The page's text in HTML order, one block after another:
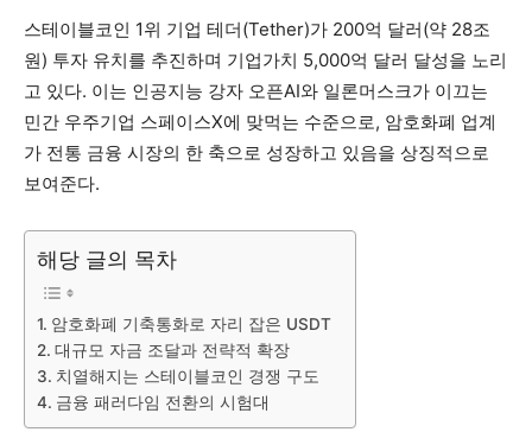
스테이블코인 1위 기업 테더(Tether)가 200억 달러(약 28조
원) 투자 유치를 추진하며 기업가치 5,000억 달러 달성을 노리
고 있다. 이는 인공지능 강자 오픈AI와 일론머스크가 이끄는
민간 우주기업 스페이스X에 맞먹는 수준으로, 암호화폐 업계
가 전통 금융 시장의 한 축으로 성장하고 있음을 상징적으로
보여준다.
해당 글의 목차
암호화폐 기축통화로 자리 잡은 USDT
대규모 자금 조달과 전략적 확장
치열해지는 스테이블코인 경쟁 구도
금융 패러다임 전환의 시험대